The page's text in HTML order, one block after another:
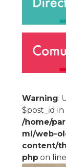
Warning:
$post_id in
/home/
ml/web-
content/
php on line